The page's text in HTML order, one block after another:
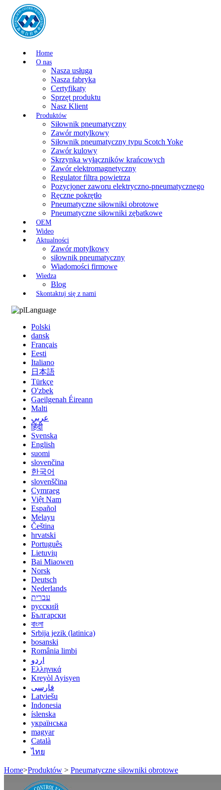
Home
O nas
Nasza usługa
Nasza fabryka
Certyfikaty
Sprzęt produktu
Nasz Klient
Produktów
Siłownik pneumatyczny
Zawór motylkowy
Siłownik pneumatyczny typu Scotch Yoke
Zawór kulowy
Skrzynka wyłączników krańcowych
Zawór elektromagnetyczny
Regulator filtra powietrza
Pozycjoner zaworu elektryczno-pneumatycznego
Ręczne pokrętło
Pneumatyczne siłowniki obrotowe
Pneumatyczne siłowniki zębatkowe
OEM
Wideo
Aktualności
Zawór motylkowy
siłownik pneumatyczny
Wiadomości firmowe
Wiedza
Blog
Skontaktuj się z nami
Language
Polski
dansk
Français
Eesti
Italiano
日本語
Türkçe
O'zbek
Gaeilgenah Éireann
Malti
عربي
हिंदी
Svenska
English
suomi
slovenčina
한국어
slovenščina
Cymraeg
Việt Nam
Español
Melayu
Čeština
hrvatski
Português
Lietuvių
Bai Miaowen
Norsk
Deutsch
Nederlands
עברית
русский
Български
বাংলা
Srbija jezik (latinica)
bosanski
România limbi
اردو
Ελληνικά
Kreyòl Ayisyen
فارسی
Latviešu
Indonesia
íslenska
українська
magyar
Català
ไทย
Home>Produktów > Pneumatyczne siłowniki obrotowe